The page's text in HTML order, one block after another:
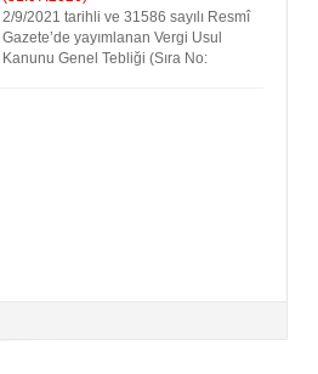
2/9/2021 tarihli ve 31586 sayılı Resmî
Gazete’de yayımlanan Vergi Usul
Kanunu Genel Tebliği (Sıra No: